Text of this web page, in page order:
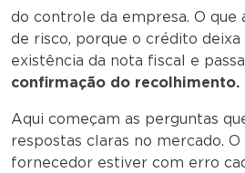
do controle da empresa. O que
de risco, porque o crédito
existência da nota fiscal e
confirmação do recolhimento.
Aqui começam as perguntas
respostas claras no mercado.
fornecedor estiver com erro